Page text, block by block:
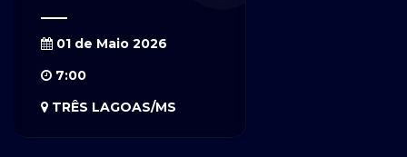
01 de Maio 2026
7:00
TRÊS LAGOAS/MS